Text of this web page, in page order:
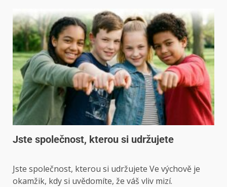
Jste společnost, kterou si udržujete
Jste společnost, kterou si udržujete Ve výchově je
okamžik, kdy si uvědomíte, že váš vliv mizí.